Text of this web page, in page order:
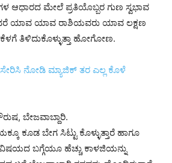
ಆಧಾರದ ಮೇಲೆ ಪ್ರತಿಯೊಬ್ಬರ ಗುಣ ಸ್ವಭಾವ
ಯಾವ ಯಾವ ರಾಶಿಯವರು ಯಾವ ಲಕ್ಷಣ
ತಿಳಿದುಕೊಳ್ಳುತ್ತಾ ಹೋಗೋಣ.
ನೋಡಿ ಮ್ಯಾಜಿಕ್ ತರ ಎಲ್ಲ ಕೊಳೆ
ಬೇಜವಾಬ್ದಾರಿ.
ಕೂಡ ಬೇಗ ಸಿಟ್ಟು ಕೊಳ್ಳುತ್ತಾರೆ ಹಾಗೂ
ಬಗ್ಗೆಯೂ ಹೆಚ್ಚು ಕಾಳಜಿಯನ್ನು